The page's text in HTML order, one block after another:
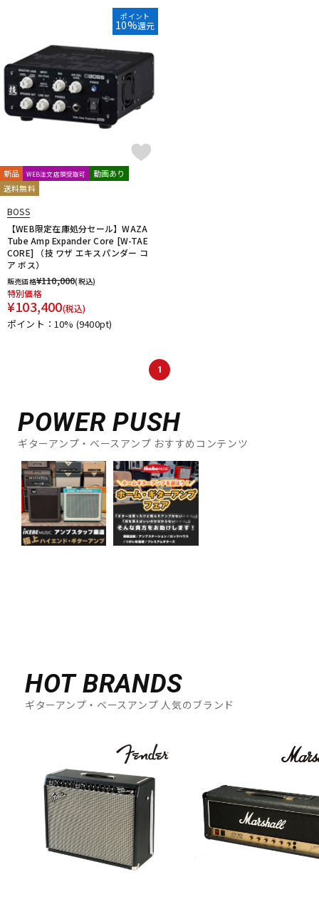
ポイント
10%還元
新品 WEB注文店頭受取可
動画あり
送料無料
BOSS
【WEB限定在庫処分セール】WAZA
Tube Amp Expander Core [W-TAE
CORE] （技 ワザ エキスパンダー コ
ア ボス）
販売価格¥110,000(税込)
特別価格
¥103,400(税込)
ポイント：10% (9400pt)
1
POWER PUSH
ギターアンプ・ベースアンプ おすすめコンテンツ
HOT BRANDS
ギターアンプ・ベースアンプ 人気のブランド